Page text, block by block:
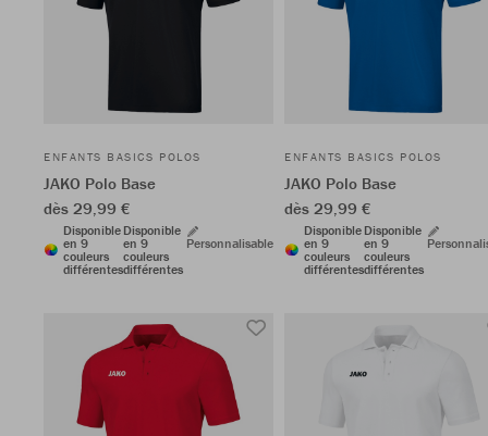
ENFANTS BASICS POLOS
JAKO Polo Base
dès 29,99 €
Disponible
en 9
couleurs
différentes
Disponible
en 9
couleurs
différentes
Personnalisable
ENFANTS BASICS POLOS
JAKO Polo Base
dès 29,99 €
Disponible
en 9
couleurs
différentes
Disponible
en 9
couleurs
différentes